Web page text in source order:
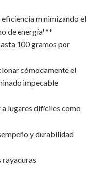
eficiencia minimizando el
de energía***
100 gramos por
cómodamente el
impecable
lugares difíciles como
y durabilidad
rayaduras